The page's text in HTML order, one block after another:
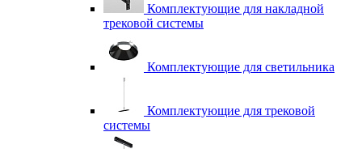
Комплектующие для накладной
трековой системы
Комплектующие для светильника
Комплектующие для трековой
системы